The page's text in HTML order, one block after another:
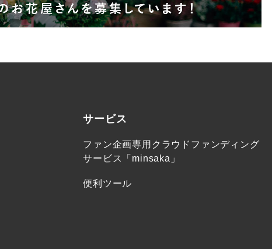
サービス
ファン企画専用クラウドファンディング
サービス「minsaka」
便利ツール